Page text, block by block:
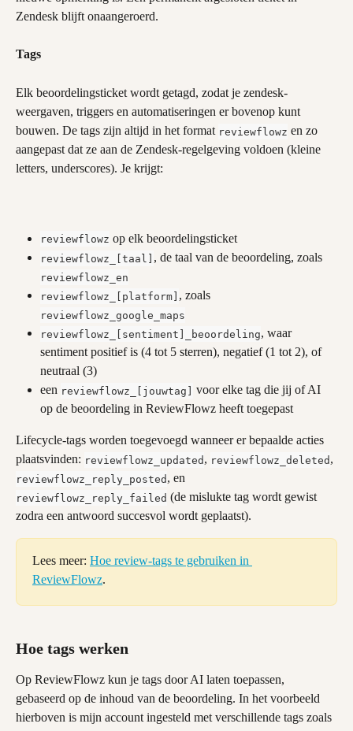
Zendesk blijft onaangeroerd.
Tags
Elk beoordelingsticket wordt getagd, zodat je zendesk-
weergaven, triggers en automatiseringen er bovenop kunt
bouwen. De tags zijn altijd in het format reviewflowz en zo
aangepast dat ze aan de Zendesk-regelgeving voldoen (kleine
letters, underscores). Je krijgt:
reviewflowz op elk beoordelingsticket
reviewflowz_[taal] , de taal van de beoordeling, zoals
reviewflowz_en
reviewflowz_[platform] , zoals
reviewflowz_google_maps
reviewflowz_[sentiment]_beoordeling, waar
sentiment positief is (4 tot 5 sterren), negatief (1 tot 2), of
neutraal (3)
een reviewflowz_[jouwtag] voor elke tag die jij of AI
op de beoordeling in ReviewFlowz heeft toegepast
Lifecycle-tags worden toegevoegd wanneer er bepaalde acties
plaatsvinden: reviewflowz_updated , reviewflowz_deleted ,
reviewflowz_reply_posted , en
reviewflowz_reply_failed (de mislukte tag wordt gewist
zodra een antwoord succesvol wordt geplaatst).
Lees meer: Hoe review-tags te gebruiken in
ReviewFlowz.
Hoe tags werken
Op ReviewFlowz kun je tags door AI laten toepassen,
gebaseerd op de inhoud van de beoordeling. In het voorbeeld
hierboven is mijn account ingesteld met verschillende tags zoals